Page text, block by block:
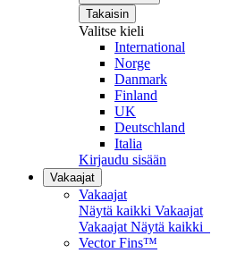
Takaisin
Valitse kieli
International
Norge
Danmark
Finland
UK
Deutschland
Italia
Kirjaudu sisään
Vakaajat
Vakaajat
Näytä kaikki Vakaajat
Vakaajat Näytä kaikki
Vector Fins™